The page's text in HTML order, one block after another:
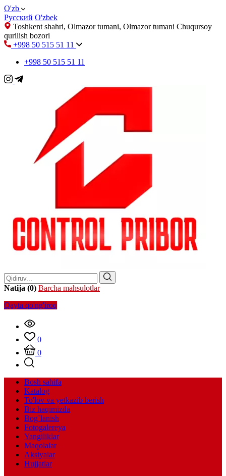
O'zb
Русский O'zbek
Toshkent shahri, Olmazor tumani, Olmazor tumani Chuqursoy
qurilish bozori
+998 50 515 51 11
+998 50 515 51 11
Natija (0) Barcha mahsulotlar
Qayta qo'ng'iroq
0
0
Bosh sahifa
Katalog
To'lov va yetkazib berish
Biz haqimizda
Bog`lanish
Fotogalereya
Yangiliklar
Maqolalar
Aksiyalar
Hujjatlar